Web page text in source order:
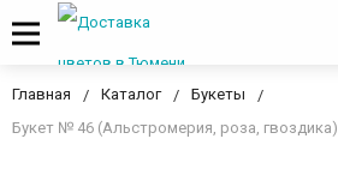
Главная Каталог
Букеты
Букет № 46 (Альстромерия, роза, гвоздика)